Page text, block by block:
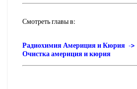
Смотреть главы в:
Радиохимия Америция и Кюрия ->
Очистка америция и кюрия